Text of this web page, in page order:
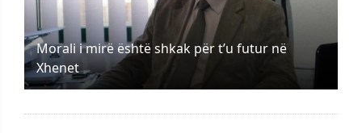
Morali i mirë është shkak për t’u futur në
Xhenet